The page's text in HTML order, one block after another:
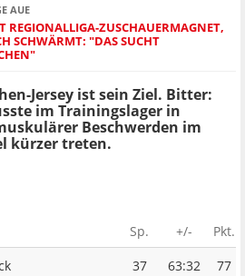
AUE
REGIONALLIGA-ZUSCHAUERMAGNET,
SCHWÄRMT: "DAS SUCHT
Jersey ist sein Ziel. Bitter:
im Trainingslager in
Beschwerden im
kürzer treten.
Sp. +/-
Pkt.
37 63:32 77